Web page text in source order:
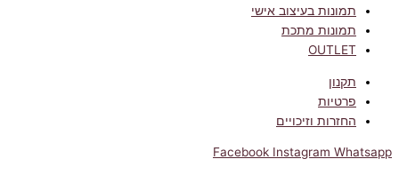
תמונות בעיצוב אישי
תמונות מתכת
OUTLET
תקנון
פרטיות
החזרות וזיכויים
Facebook Instagram Whatsapp